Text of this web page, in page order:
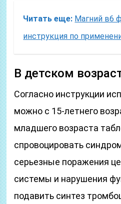
Читать еще: Магний в6
инструкция по
В детском
Согласно инструкции
можно с 15-летнего
младшего возраста
спровоцировать
серьезные поражения
системы и нарушения
подавить синтез